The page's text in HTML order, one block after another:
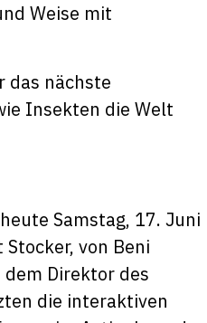
Weise mit
das nächste
Insekten die Welt
Samstag, 17. Juni
von Beni
dem Direktor des
die interaktiven